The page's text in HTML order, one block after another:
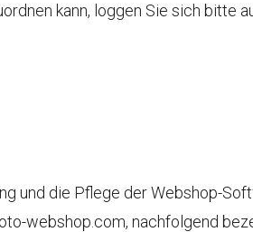
kann, loggen Sie sich bitte
und die Pflege der Webshop-
webshop.com, nachfolgend